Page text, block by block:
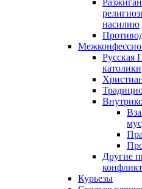
насилию
Русская
католики
Другие
Курьезы